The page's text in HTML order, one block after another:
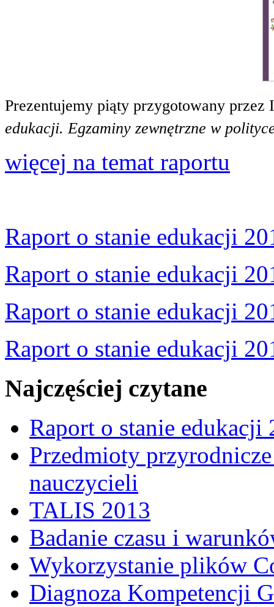
Prezentujemy piąty przygotowany
edukacji. Egzaminy zewnętrzne w
więcej na temat raportu
Raport o stanie edukacji
Raport o stanie edukacji
Raport o stanie edukacji
Raport o stanie edukacji
Najczęściej czytane
Raport o stanie edukacji
Przedmioty
nauczycieli
TALIS 2013
Badanie czasu i
Wykorzystanie plików
Diagnoza Kompetencji